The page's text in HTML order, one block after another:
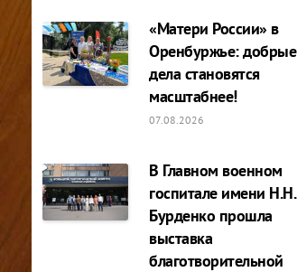
«Матери России» в
Оренбуржье: добрые
дела становятся
масштабнее!
07.08.2026
В Главном военном
госпитале имени Н.Н.
Бурденко прошла
выставка
благотворительной